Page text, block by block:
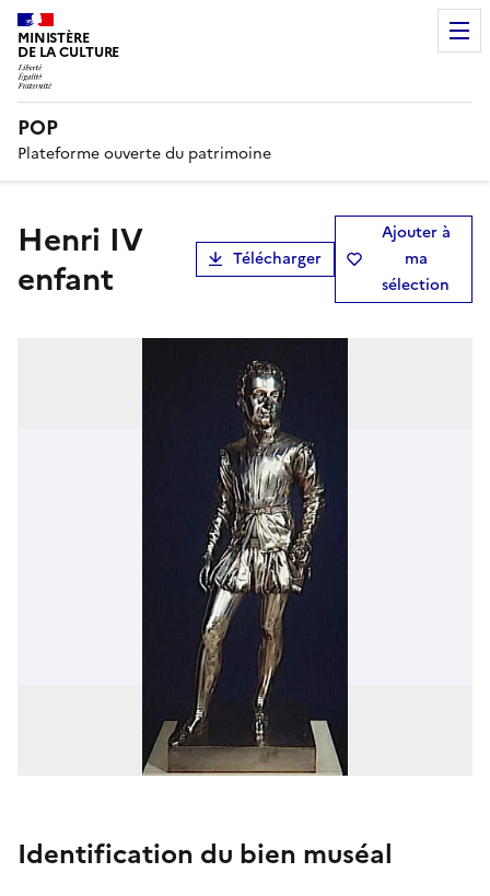
MINISTÈRE
DE LA CULTURE
POP
Plateforme ouverte du patrimoine
Henri IV
enfant
Télécharger
Ajouter à
ma
sélection
Identification du bien muséal